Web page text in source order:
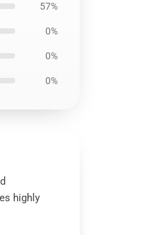
57%
0%
0%
0%
highly